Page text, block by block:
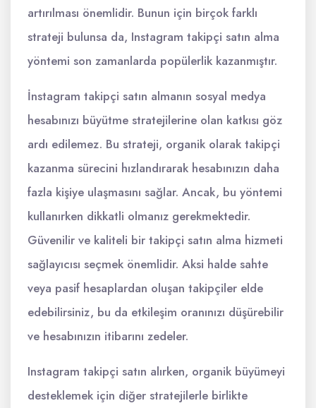
artırılması önemlidir. Bunun için birçok farklı
strateji bulunsa da, Instagram takipçi satın alma
yöntemi son zamanlarda popülerlik kazanmıştır.
İnstagram takipçi satın almanın sosyal medya
hesabınızı büyütme stratejilerine olan katkısı göz
ardı edilemez. Bu strateji, organik olarak takipçi
kazanma sürecini hızlandırarak hesabınızın daha
fazla kişiye ulaşmasını sağlar. Ancak, bu yöntemi
kullanırken dikkatli olmanız gerekmektedir.
Güvenilir ve kaliteli bir takipçi satın alma hizmeti
sağlayıcısı seçmek önemlidir. Aksi halde sahte
veya pasif hesaplardan oluşan takipçiler elde
edebilirsiniz, bu da etkileşim oranınızı düşürebilir
ve hesabınızın itibarını zedeler.
Instagram takipçi satın alırken, organik büyümeyi
desteklemek için diğer stratejilerle birlikte